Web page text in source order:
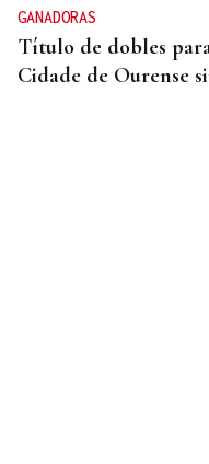
GANADORAS
Título de dobles
Cidade de Ourense